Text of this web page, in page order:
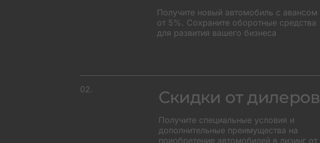
Получите новый автомобиль с авансом
от 5%. Сохраните оборотные средства
для развития вашего бизнеса
02. Скидки от дилеров
Получите специальные условия и
дополнительные преимущества на
приобретение автомобилей в лизинг от